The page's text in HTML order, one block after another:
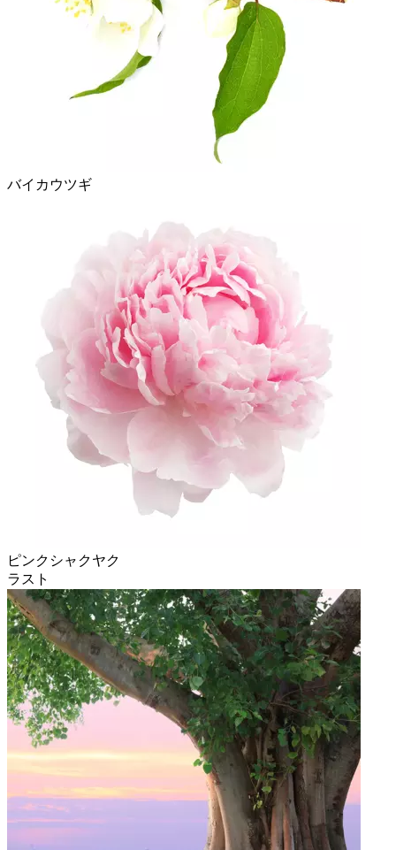
バイカウツギ
ピンクシャクヤク
ラスト